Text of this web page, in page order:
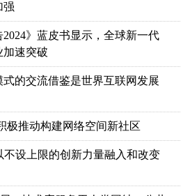
强
2024》蓝皮书显示，全球新一代
加速突破
的交流借鉴是世界互联网发展
极推动构建网络空间新社区
设上限的创新力量融入和改变